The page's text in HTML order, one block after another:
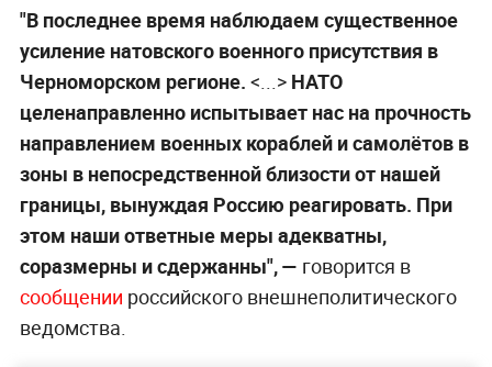
"В последнее время наблюдаем существенное
усиление натовского военного присутствия в
Черноморском регионе. <...>НАТО
целенаправленно испытывает нас на прочность
направлением военных кораблей и самолётов в
зоны в непосредственной близости от нашей
границы, вынуждая Россию реагировать. При
этом наши ответные меры адекватны,
соразмерны и сдержанны", — говорится в
сообщении российского внешнеполитического
ведомства.